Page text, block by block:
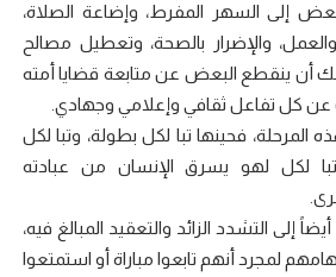
إلى السهر المفرط، وإضاعة الصلاة،
والإضرار بالصحة، وتعطيل مصالح
أن ينقطع البعض عن متابعة قضايا أمته
كل تفاعل ثقافي وإعلامي وجهادي.
المرحلة، فحينها تبا لكل بطولة، وتبا لكل
لكل لهو يسرق الإنسان من عبادته
إلى التشدد الزائد والتعقيد المبالغ فيه،
لمجرد أنهم تابعوا مباراة أو استمتعوا